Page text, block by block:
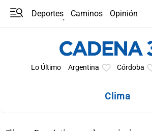
Deportes Caminos
Opinión
Lo Último Argentina Córdoba
Clima